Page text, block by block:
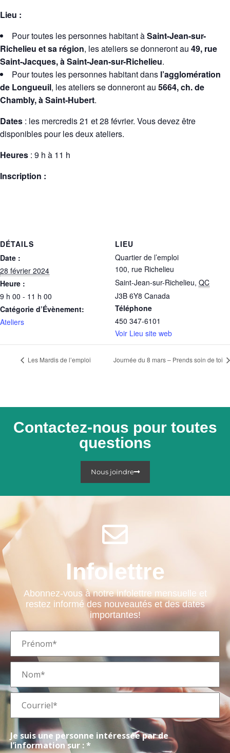
Lieu :
Pour toutes les personnes habitant àSaint-Jean-sur-
Richelieu et sa région, les ateliers se donneront au 49, rue
Saint-Jacques, à Saint-Jean-sur-Richelieu.
Pour toutes les personnes habitant dans l’agglomération
de Longueuil, les ateliers se donneront au 5664, ch. de
Chambly, à Saint-Hubert.
Dates : les mercredis 21 et 28 février. Vous devez être
disponibles pour les deux ateliers.
Heures : 9 h à 11 h
Inscription :
DÉTAILS
Date :
28 février 2024
Heure :
9 h 00 - 11 h 00
Catégorie d’Évènement:
Ateliers
LIEU
Quartier de l’emploi
100, rue Richelieu
Saint-Jean-sur-Richelieu, QC
J3B 6Y8 Canada
Téléphone
450 347-6101
Voir Lieu site web
Les Mardis de l’emploi Journée du 8 mars – Prends soin de toi
Contactez-nous pour toutes
questions
Nous joindre
Infolettre
Abonnez-vous à notre infolettre mensuelle et
restez informé des nouveautés et des dates
importantes!
Je suis une personne intéressée par de
l’information sur : *